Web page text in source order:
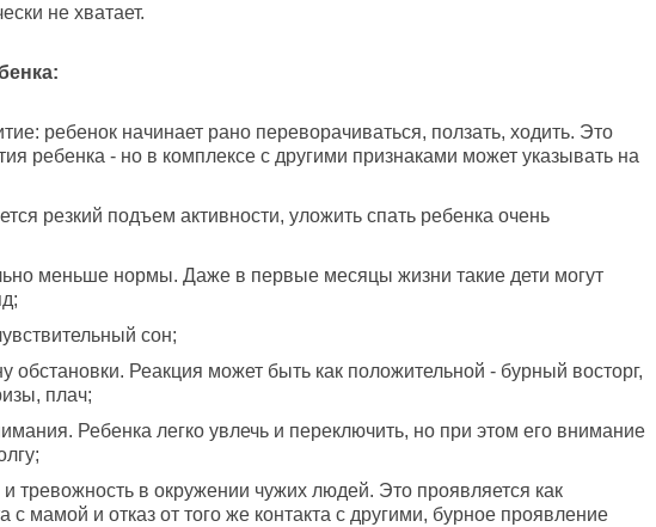
не хватает.
ребенок начинает рано переворачиваться, ползать, ходить. Это
ребенка - но в комплексе с другими признаками может указывать на
резкий подъем активности, уложить спать ребенка очень
меньше нормы. Даже в первые месяцы жизни такие дети могут
сон;
обстановки. Реакция может быть как положительной - бурный восторг,
плач;
Ребенка легко увлечь и переключить, но при этом его внимание
тревожность в окружении чужих людей. Это проявляется как
с мамой и отказ от того же контакта с другими, бурное проявление